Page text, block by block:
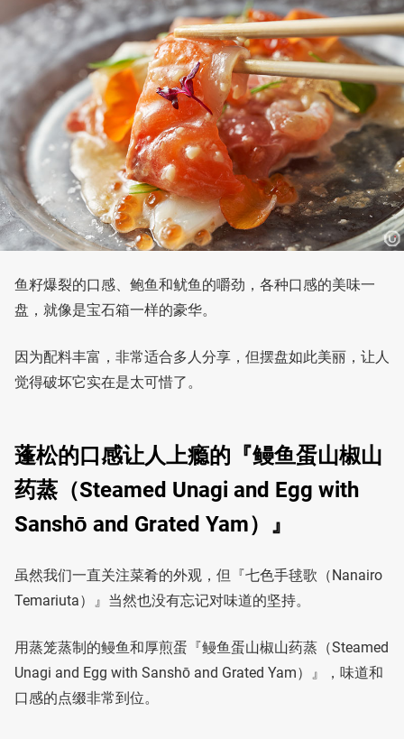
鱼籽爆裂的口感、鲍鱼和鱿鱼的嚼劲，各种口感的美味一
盘，就像是宝石箱一样的豪华。
因为配料丰富，非常适合多人分享，但摆盘如此美丽，让人
觉得破坏它实在是太可惜了。
蓬松的口感让人上瘾的『鳗鱼蛋山椒山
药蒸（Steamed Unagi and Egg with
Sanshō and Grated Yam）』
虽然我们一直关注菜肴的外观，但『七色手毬歌（Nanairo
Temariuta）』当然也没有忘记对味道的坚持。
用蒸笼蒸制的鳗鱼和厚煎蛋『鳗鱼蛋山椒山药蒸（Steamed
Unagi and Egg with Sanshō and Grated Yam）』，味道和
口感的点缀非常到位。